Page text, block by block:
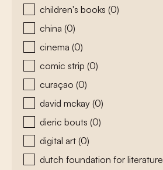
children's books (0)
china (0)
cinema (0)
comic strip (0)
curaçao (0)
david mckay (0)
dieric bouts (0)
digital art (0)
dutch foundation for literature